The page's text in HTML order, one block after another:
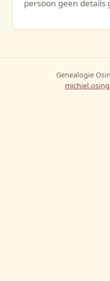
persoon geen details
Genealogie